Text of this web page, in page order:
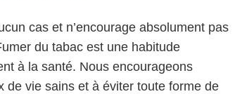
cas et n’encourage absolument pas
du tabac est une habitude
à la santé. Nous encourageons
de vie sains et à éviter toute forme de